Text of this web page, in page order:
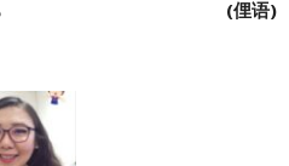
(俚语)